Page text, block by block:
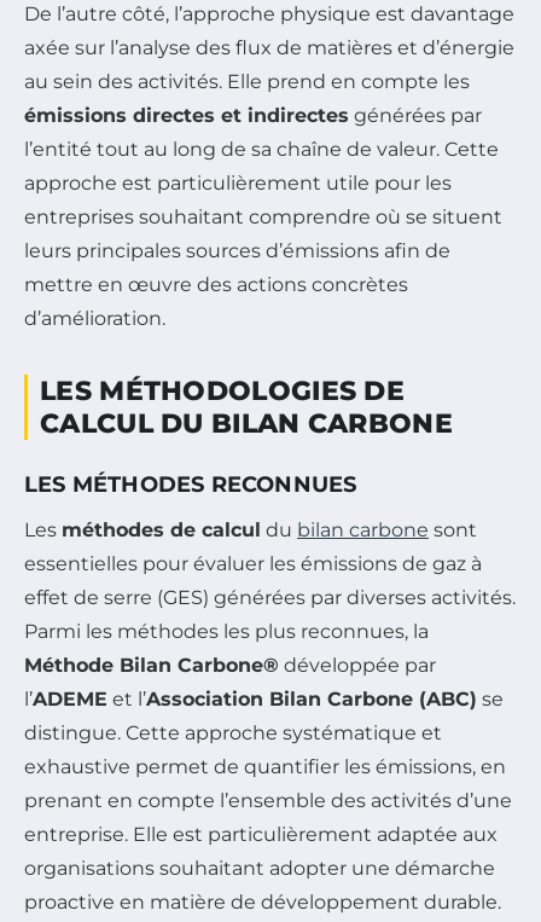
De l’autre côté, l’approche physique est davantage
axée sur l’analyse des flux de matières et d’énergie
au sein des activités. Elle prend en compte les
émissions directes et indirectes générées par
l’entité tout au long de sa chaîne de valeur. Cette
approche est particulièrement utile pour les
entreprises souhaitant comprendre où se situent
leurs principales sources d’émissions afin de
mettre en œuvre des actions concrètes
d’amélioration.
LES MÉTHODOLOGIES DE
CALCUL DU BILAN CARBONE
LES MÉTHODES RECONNUES
Les méthodes de calcul du bilan carbone sont
essentielles pour évaluer les émissions de gaz à
effet de serre (GES) générées par diverses activités.
Parmi les méthodes les plus reconnues, la
Méthode Bilan Carbone® développée par
l’ADEME et l’Association Bilan Carbone (ABC) se
distingue. Cette approche systématique et
exhaustive permet de quantifier les émissions, en
prenant en compte l’ensemble des activités d’une
entreprise. Elle est particulièrement adaptée aux
organisations souhaitant adopter une démarche
proactive en matière de développement durable.